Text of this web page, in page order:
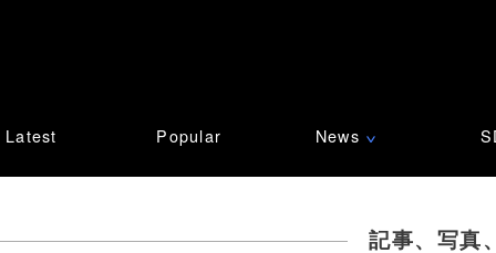
Latest Popular News ∨
記事、写真